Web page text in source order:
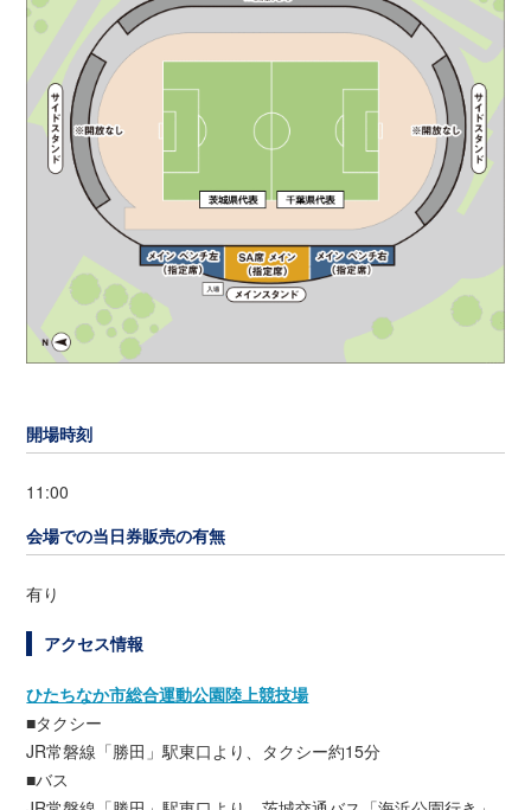
開場時刻
11:00
会場での当日券販売の有無
有り
アクセス情報
ひたちなか市総合運動公園陸上競技場
■タクシー
JR常磐線「勝田」駅東口より、タクシー約15分
■バス